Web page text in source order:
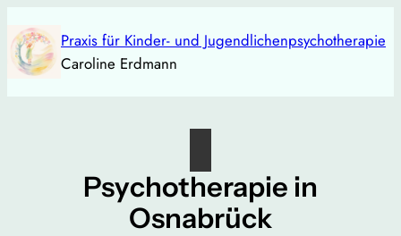
zum
Inhalt
Praxis für Kinder- und Jugendlichenpsychotherapie
Caroline Erdmann
Psychotherapie in
Osnabrück